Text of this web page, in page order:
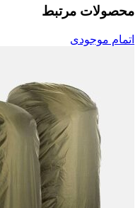
محصولات مرتبط
اتمام موجودی